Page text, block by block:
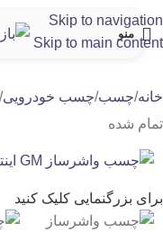
Skip to navigation
Skip to main content
منو
خانه چسب چسب خودرویی
تمام شده
برای بزرگنمایی کلیک کنید